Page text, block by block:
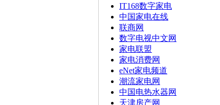
IT168数字家电
中国家电在线
联商网
数字电视中文网
家电联盟
家电消费网
eNet家电频道
潮流家电网
中国电热水器网
天津房产网